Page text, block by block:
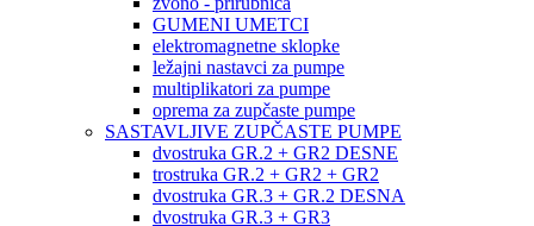
GUMENI UMETCI
elektromagnetne sklopke
ležajni nastavci za pumpe
multiplikatori za pumpe
oprema za zupčaste pumpe
SASTAVLJIVE ZUPČASTE PUMPE
dvostruka GR.2 + GR2 DESNE
trostruka GR.2 + GR2 + GR2
dvostruka GR.3 + GR.2 DESNA
dvostruka GR.3 + GR3